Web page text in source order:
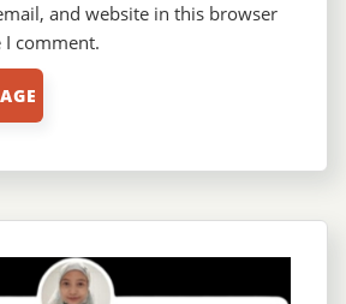
and website in this browser
comment.